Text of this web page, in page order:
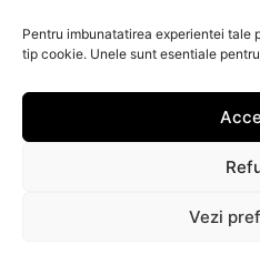
Pentru imbunatatirea experientei tale
tip cookie. Unele sunt esentiale
Vezi
©2023. radical-